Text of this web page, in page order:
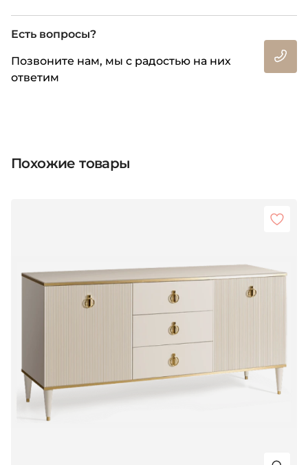
Есть вопросы?
Позвоните нам, мы с радостью на них
ответим
Похожие товары